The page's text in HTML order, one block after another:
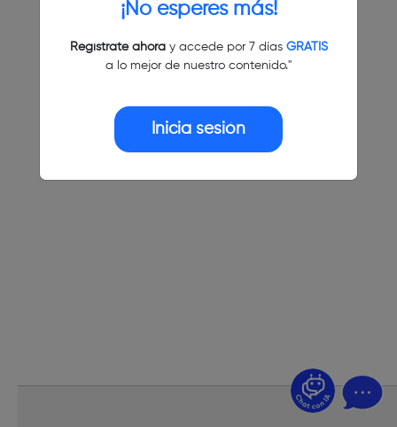
¡No esperes más!
Regístrate ahoray accede por 7 días GRATIS
a lo mejor de nuestro contenido."
Inicia sesión